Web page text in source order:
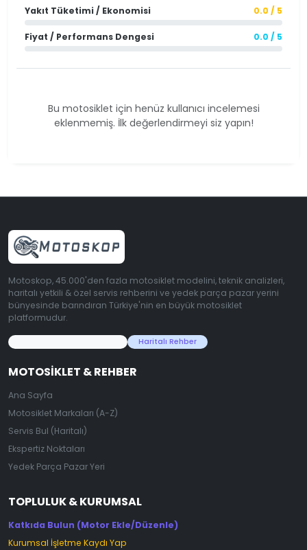
Yakıt Tüketimi / Ekonomisi 0.0 / 5
Fiyat / Performans Dengesi 0.0 / 5
Bu motosiklet için henüz kullanıcı incelemesi
eklenmemiş. İlk değerlendirmeyi siz yapın!
Motoskop, 45.000'den fazla motosiklet modelini, teknik analizleri,
haritalı yetkili & özel servis rehberini ve yedek parça pazar yerini
bünyesinde barındıran Türkiye'nin en büyük motosiklet
platformudur.
Haritalı Rehber
MOTOSIKLET & REHBER
Ana Sayfa
Motosiklet Markaları (A-Z)
Servis Bul (Haritalı)
Ekspertiz Noktaları
Yedek Parça Pazar Yeri
TOPLULUK & KURUMSAL
Katkıda Bulun (Motor Ekle/Düzenle)
Kurumsal İşletme Kaydı Yap